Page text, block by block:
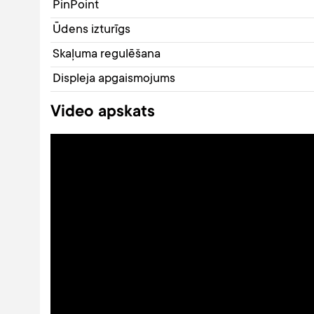
PinPoint
Ūdens izturīgs
Skaļuma regulēšana
Displeja apgaismojums
Video apskats